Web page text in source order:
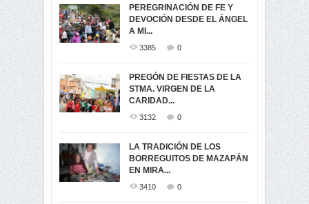
PEREGRINACIÓN DE FE Y
DEVOCIÓN DESDE EL ÁNGEL
A MI...
3385 0
PREGÓN DE FIESTAS DE LA
STMA. VIRGEN DE LA
CARIDAD...
3132 0
LA TRADICIÓN DE LOS
BORREGUITOS DE MAZAPÁN
EN MIRA...
3410 0
PROCESIÓN DE LA VIRGEN
DE LA CARIDAD 2024
3057
-ENCENDIDO DEL ARBOL DE
...
MIRA
3438
SEGUNDA VUELTA
ELECCIONES
PRESIDENCIALES 2023 EN
M...
ELECCION CRUCIAL:
SEGUNDA VUELTA
PRESIDENCIAL EL 1...
VIRTUALES ASAMBLEISTAS
POR LA PROVINCIA DEL
CARCHI...